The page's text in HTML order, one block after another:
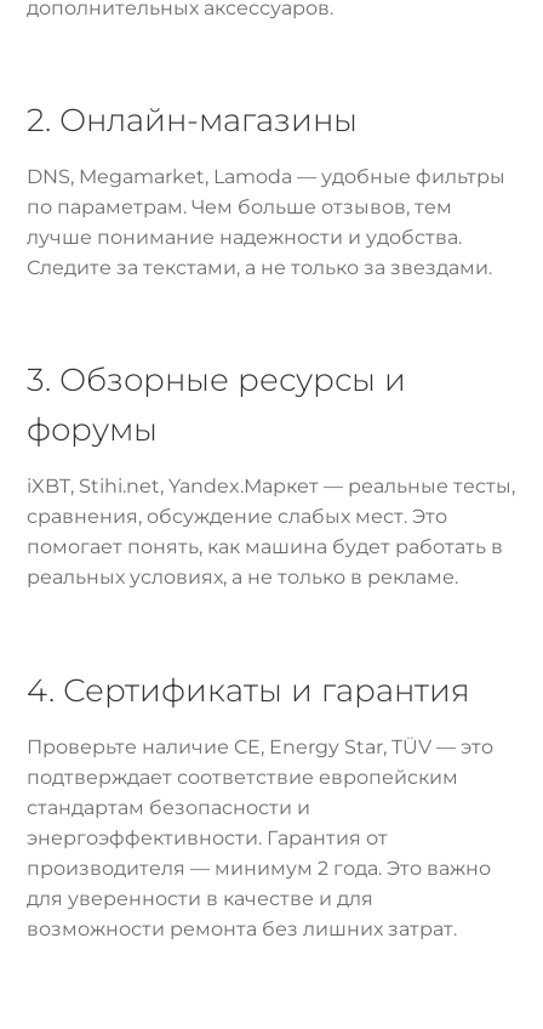
дополнительных аксессуаров.
2. Онлайн-магазины
DNS, Megamarket, Lamoda — удобные фильтры
по параметрам. Чем больше отзывов, тем
лучше понимание надежности и удобства.
Следите за текстами, а не только за звездами.
3. Обзорные ресурсы и
форумы
iXBT, Stihi.net, Yandex.Маркет — реальные тесты,
сравнения, обсуждение слабых мест. Это
помогает понять, как машина будет работать в
реальных условиях, а не только в рекламе.
4. Сертификаты и гарантия
Проверьте наличие CE, Energy Star, TÜV — это
подтверждает соответствие европейским
стандартам безопасности и
энергоэффективности. Гарантия от
производителя — минимум 2 года. Это важно
для уверенности в качестве и для
возможности ремонта без лишних затрат.